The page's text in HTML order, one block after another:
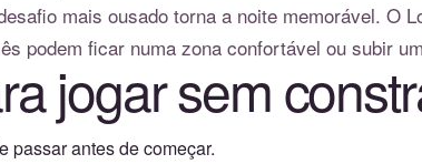
mais ousado torna a noite memorável. O
podem ficar numa zona confortável ou subir
jogar sem
passar antes de começar.